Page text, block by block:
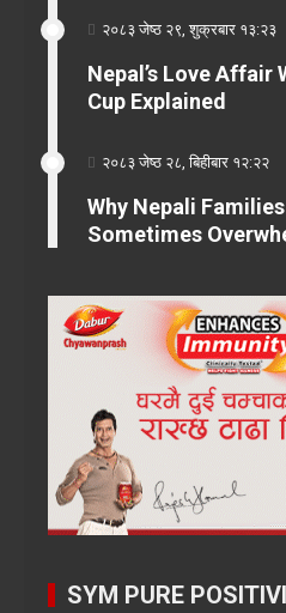
२०८३ जेष्ठ २९, शुक्रबार १३:२३
Nepal’s Love Affair
Cup Explained
२०८३ जेष्ठ २८, बिहीबार १२:२२
Why Nepali
Sometimes
SYM PURE